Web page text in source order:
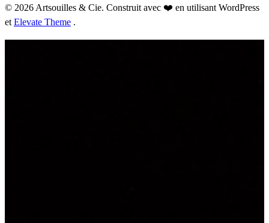
© 2026 Artsouilles & Cie. Construit avec ❤️ en utilisant WordPress
et Elevate Theme .